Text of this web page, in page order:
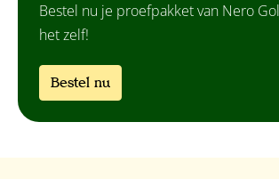
Bestel nu je proefpakket van Nero
het zelf!
Bestel nu